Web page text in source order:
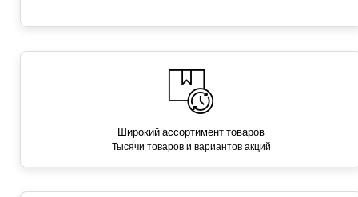
Широкий ассортимент товаров
Тысячи товаров и вариантов акций